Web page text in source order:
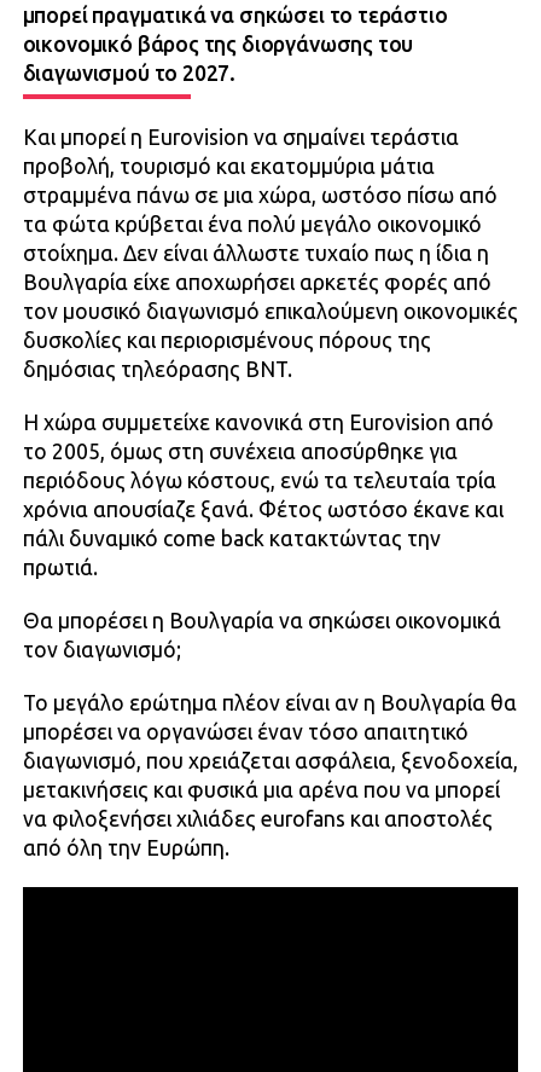
μπορεί πραγματικά να σηκώσει το τεράστιο
οικονομικό βάρος της διοργάνωσης του
διαγωνισμού το 2027.
Και μπορεί η Eurovision να σημαίνει τεράστια
προβολή, τουρισμό και εκατομμύρια μάτια
στραμμένα πάνω σε μια χώρα, ωστόσο πίσω από
τα φώτα κρύβεται ένα πολύ μεγάλο οικονομικό
στοίχημα. Δεν είναι άλλωστε τυχαίο πως η ίδια η
Βουλγαρία είχε αποχωρήσει αρκετές φορές από
τον μουσικό διαγωνισμό επικαλούμενη οικονομικές
δυσκολίες και περιορισμένους πόρους της
δημόσιας τηλεόρασης BNT.
Η χώρα συμμετείχε κανονικά στη Eurovision από
το 2005, όμως στη συνέχεια αποσύρθηκε για
περιόδους λόγω κόστους, ενώ τα τελευταία τρία
χρόνια απουσίαζε ξανά. Φέτος ωστόσο έκανε και
πάλι δυναμικό come back κατακτώντας την
πρωτιά.
Θα μπορέσει η Βουλγαρία να σηκώσει οικονομικά
τον διαγωνισμό;
Το μεγάλο ερώτημα πλέον είναι αν η Βουλγαρία θα
μπορέσει να οργανώσει έναν τόσο απαιτητικό
διαγωνισμό, που χρειάζεται ασφάλεια, ξενοδοχεία,
μετακινήσεις και φυσικά μια αρένα που να μπορεί
να φιλοξενήσει χιλιάδες eurofans και αποστολές
από όλη την Ευρώπη.